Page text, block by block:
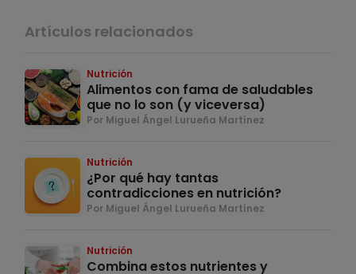
Artículos relacionados
Nutrición
Alimentos con fama de saludables
que no lo son (y viceversa)
Por Miguel Ángel Lurueña Martínez
Nutrición
¿Por qué hay tantas
contradicciones en nutrición?
Por Miguel Ángel Lurueña Martínez
Nutrición
Combina estos nutrientes y